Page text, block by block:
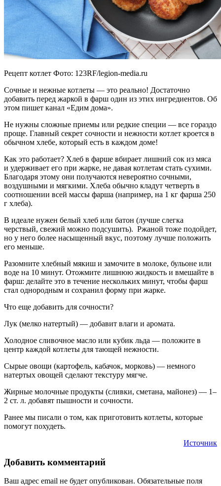
Рецепт котлет Фото: 123RF/legion-media.ru
Сочные и нежные котлеты — это реально! Достаточно
добавить перед жаркой в фарш один из этих ингредиентов. Об
этом пишет канал «Едим дома».
Не нужны сложные приемы или редкие специи — все гораздо
проще. Главный секрет сочности и нежности котлет кроется в
обычном хлебе, который есть в каждом доме!
Как это работает? Хлеб в фарше вбирает лишний сок из мяса
и удерживает его при жарке, не давая котлетам стать сухими.
Благодаря этому они получаются невероятно сочными,
воздушными и мягкими. Хлеба обычно кладут четверть в
соотношении всей массы фарша (например, на 1 кг фарша 250
г хлеба).
В идеале нужен белый хлеб или батон (лучше слегка
черствый, свежий можно подсушить). Ржаной тоже подойдет,
но у него более насыщенный вкус, поэтому лучше положить
его меньше.
Разомните хлебный мякиш и замочите в молоке, бульоне или
воде на 10 минут. Отожмите лишнюю жидкость и вмешайте в
фарш: делайте это в течение нескольких минут, чтобы фарш
стал однородным и сохранил форму при жарке.
Что еще добавить для сочности?
Лук (мелко натертый) — добавит влаги и аромата.
Холодное сливочное масло или кубик льда — положите в
центр каждой котлеты для тающей нежности.
Сырые овощи (картофель, кабачок, морковь) — немного
натертых овощей сделают текстуру мягче.
Жирные молочные продукты (сливки, сметана, майонез) — 1–
2 ст. л. добавят пышности и сочности.
Ранее мы писали о том, как приготовить котлеты, которые
помогут похудеть.
Источник
Добавить комментарий
Ваш адрес email не будет опубликован. Обязательные поля